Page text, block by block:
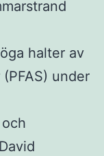
halter av
under